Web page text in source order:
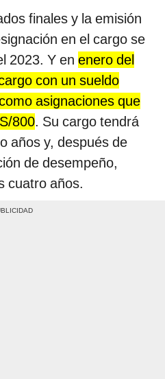
finales y la emisión
en el cargo se
2023. Y en enero del
con un sueldo
asignaciones que
800. Su cargo tendrá
años y, después de
de desempeño,
cuatro años.